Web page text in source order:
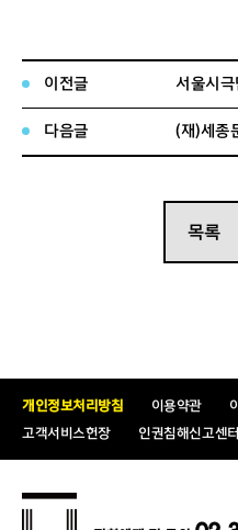
2) 접수방법 : E-mail 접수 (
3) 제출서류 : 지정양식(입
술서)
2) 제출된 서류에 추후 허위
는 채용을 취소합니다.
3) 응시서류상의 기재착오
4) 기타 자세한 사항은 (재)
(☎02-740-3206)으로 문의하
이전글
다음글 (재)세종
목록
개인정보처리방침 이용약관
고객서비스헌장
인권침해신고센터